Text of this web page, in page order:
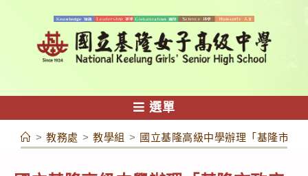
容
選單
> 教務處 > 教學組 > 國立基隆高級中學辦理「基隆市政